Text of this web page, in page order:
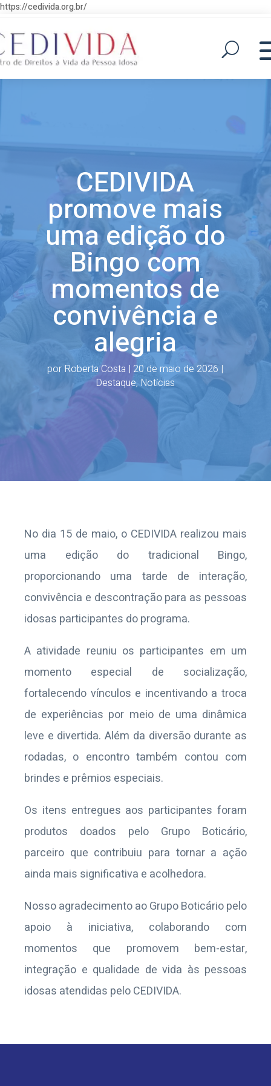
https://cedivida.org.br/
CEDIVIDA
promove mais
uma edição do
Bingo com
momentos de
convivência e
alegria
por Roberta Costa | 20 de maio de 2026 |
Destaque,Notícias
No dia 15 de maio, o CEDIVIDA realizou mais
uma edição do tradicional Bingo,
proporcionando uma tarde de interação,
convivência e descontração para as pessoas
idosas participantes do programa.
A atividade reuniu os participantes em um
momento especial de socialização,
fortalecendo vínculos e incentivando a troca
de experiências por meio de uma dinâmica
leve e divertida. Além da diversão durante as
rodadas, o encontro também contou com
brindes e prêmios especiais.
Os itens entregues aos participantes foram
produtos doados pelo Grupo Boticário,
parceiro que contribuiu para tornar a ação
ainda mais significativa e acolhedora.
Nosso agradecimento aoGrupo Boticáriopelo
apoio à iniciativa, colaborando com
momentos que promovem bem-estar,
integração e qualidade de vida às pessoas
idosas atendidas pelo CEDIVIDA.